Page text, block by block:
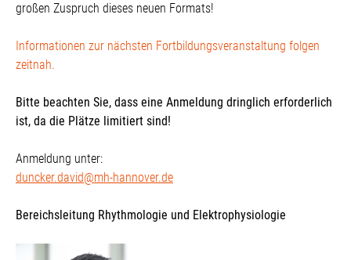
großen Zuspruch dieses neuen Formats!
Informationen zur nächsten Fortbildungsveranstaltung folgen
zeitnah.
Bitte beachten Sie, dass eine Anmeldung dringlich erforderlich
ist, da die Plätze limitiert sind!
Anmeldung unter:
duncker.david@mh-hannover.de
Bereichsleitung Rhythmologie und Elektrophysiologie